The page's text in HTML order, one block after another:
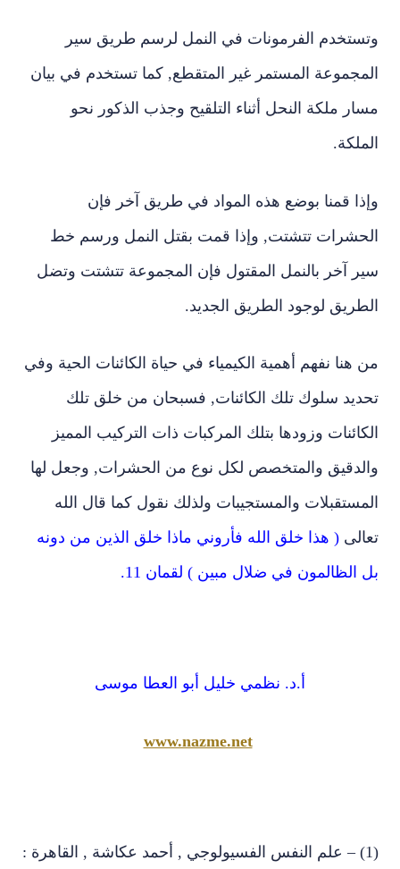
وتستخدم الفرمونات في النمل لرسم طريق سير
المجموعة المستمر غير المتقطع, كما تستخدم في بيان
مسار ملكة النحل أثناء التلقيح وجذب الذكور نحو
الملكة.
وإذا قمنا بوضع هذه المواد في طريق آخر فإن
الحشرات تتشتت, وإذا قمت بقتل النمل ورسم خط
سير آخر بالنمل المقتول فإن المجموعة تتشتت وتضل
الطريق لوجود الطريق الجديد.
من هنا نفهم أهمية الكيمياء في حياة الكائنات الحية وفي
تحديد سلوك تلك الكائنات, فسبحان من خلق تلك
الكائنات وزودها بتلك المركبات ذات التركيب المميز
والدقيق والمتخصص لكل نوع من الحشرات, وجعل لها
المستقبلات والمستجيبات ولذلك نقول كما قال الله
تعالى ( هذا خلق الله فأروني ماذا خلق الذين من دونه
بل الظالمون في ضلال مبين ) لقمان 11.
أ.د. نظمي خليل أبو العطا موسى
www.nazme.net
(1) – علم النفس الفسيولوجي , أحمد عكاشة , القاهرة :